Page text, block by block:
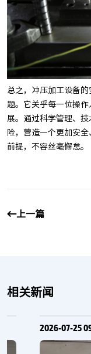
总之，冲压加工设备
题。它关乎每一位操
展。通过科学管理、
险，营造一个更加安
前提，不容丝毫懈怠。
上一篇
相关新闻
2026-07-25 09:57:13